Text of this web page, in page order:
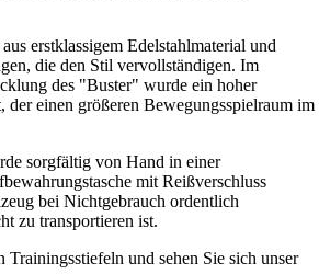
erstklassigem Edelstahlmaterial und
die den Stil vervollständigen. Im
des "Buster" wurde ein hoher
der einen größeren Bewegungsspielraum im
sorgfältig von Hand in einer
mit Reißverschluss
bei Nichtgebrauch ordentlich
zu transportieren ist.
Trainingsstiefeln und sehen Sie sich unser